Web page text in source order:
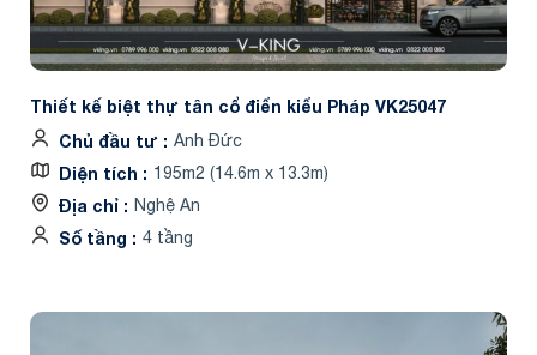
Thiết kế biệt thự tân cổ điển kiểu Pháp VK25047
Chủ đầu tư
Anh Đức
Diện tích 195m2 (14.6m x 13.3m)
Địa chỉ Nghệ An
Số tầng 4 tầng